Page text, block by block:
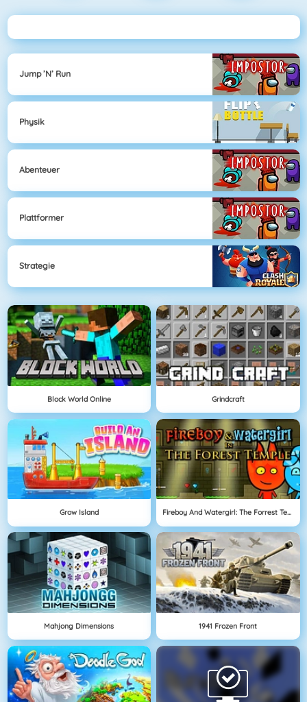
Jump ’n’ Run
Physik
Abenteuer
Plattformer
Strategie
Block World Online Grindcraft
Grow Island Fireboy And Watergirl: The Forrest Temple
Mahjong Dimensions 1941 Frozen Front